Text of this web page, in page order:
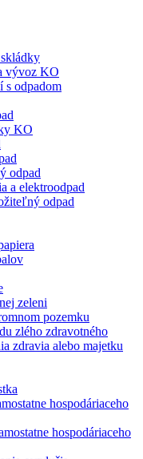
vývoz KO
s odpadom
KO
odpad
a elektroodpad
odpad
zeleni
pozemku
zlého zdravotného
zdravia alebo majetku
hospodáriaceho
hospodáriaceho